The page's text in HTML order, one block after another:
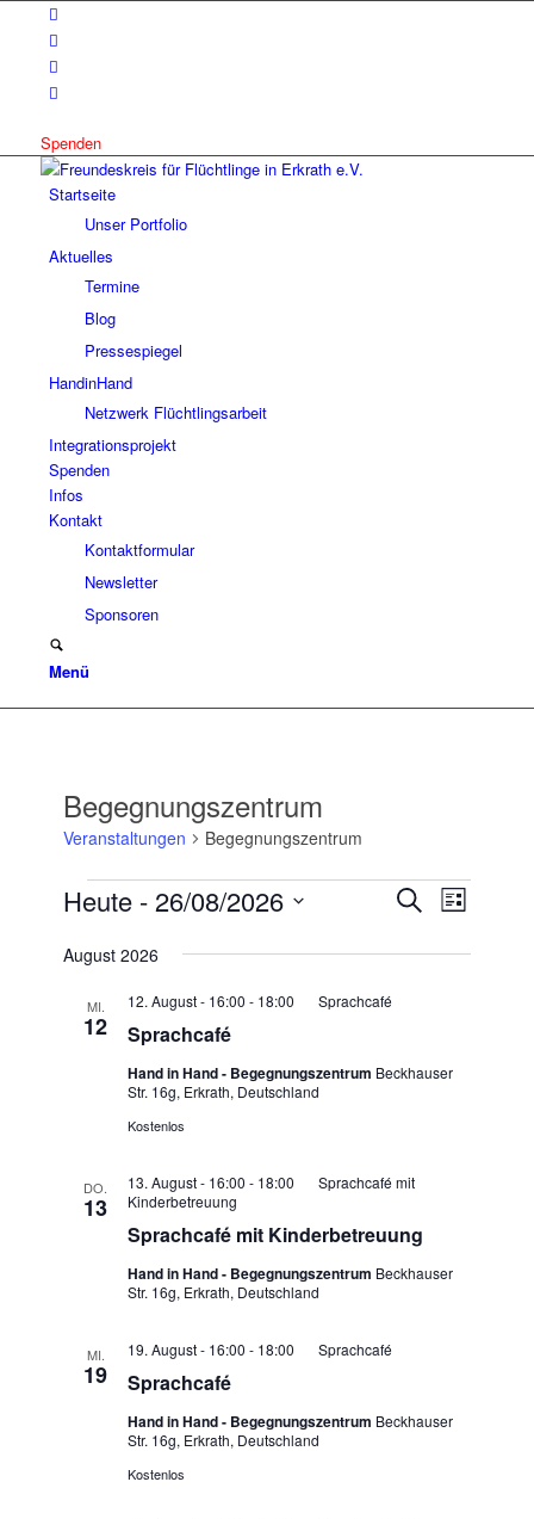
Spenden
Startseite
Unser Portfolio
Aktuelles
Termine
Blog
Pressespiegel
HandinHand
Netzwerk Flüchtlingsarbeit
Integrationsprojekt
Spenden
Infos
Kontakt
Kontaktformular
Newsletter
Sponsoren
Menü
Begegnungszentrum
Veranstaltungen Begegnungszentrum
Veranstaltungen SucheListe
Heute - 26/08/2026
wählen.
August 2026
MI.
12 Sprachcafé
12. August - 16:00 - 18:00 Sprachcafé
Hand in Hand - Begegnungszentrum Beckhauser
Str. 16g, Erkrath, Deutschland
Kostenlos
DO.
13
Sprachcafé mit Kinderbetreuung
13. August - 16:00 - 18:00
Sprachcafé mit
Kinderbetreuung
Hand in Hand - Begegnungszentrum Beckhauser
Str. 16g, Erkrath, Deutschland
MI.
19 Sprachcafé
19. August - 16:00 - 18:00 Sprachcafé
Hand in Hand - Begegnungszentrum Beckhauser
Str. 16g, Erkrath, Deutschland
Kostenlos